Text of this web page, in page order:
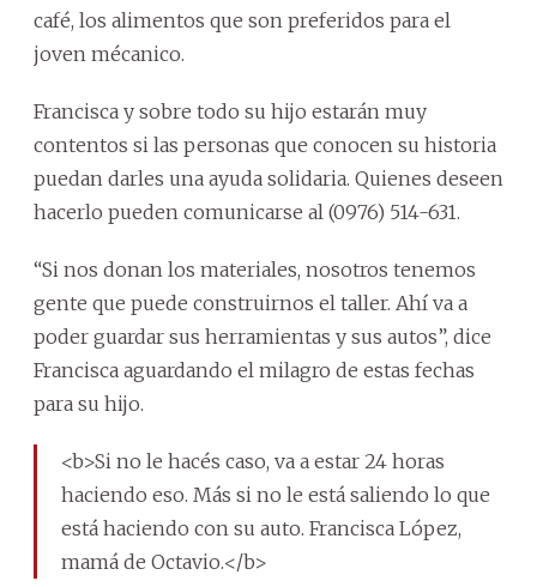
café, los alimentos que son preferidos para el
joven mécanico.
Francisca y sobre todo su hijo estarán muy
contentos si las personas que conocen su historia
puedan darles una ayuda solidaria. Quienes deseen
hacerlo pueden comunicarse al (0976) 514-631.
“Si nos donan los materiales, nosotros tenemos
gente que puede construirnos el taller. Ahí va a
poder guardar sus herramientas y sus autos”, dice
Francisca aguardando el milagro de estas fechas
para su hijo.
<b>Si no le hacés caso, va a estar 24 horas
haciendo eso. Más si no le está saliendo lo que
está haciendo con su auto. Francisca López,
mamá de Octavio.</b>